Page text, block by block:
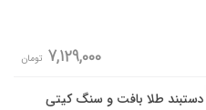
7,129,000 تومان
دستبند طلا بافت و سنگ کیتی